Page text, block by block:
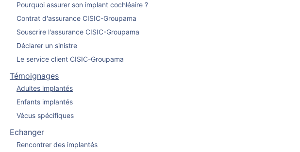
Pourquoi assurer son implant cochléaire ?
Contrat d'assurance CISIC-Groupama
Souscrire l'assurance CISIC-Groupama
Déclarer un sinistre
Le service client CISIC-Groupama
Témoignages
Adultes implantés
Enfants implantés
Vécus spécifiques
Echanger
Rencontrer des implantés